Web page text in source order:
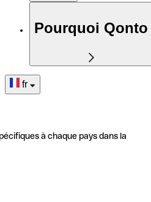
Pourquoi Qonto
fr
à chaque pays dans la